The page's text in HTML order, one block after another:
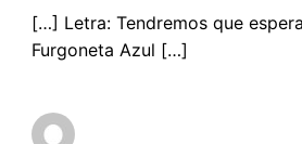
[…] Letra: Tendremos que
Furgoneta Azul […]